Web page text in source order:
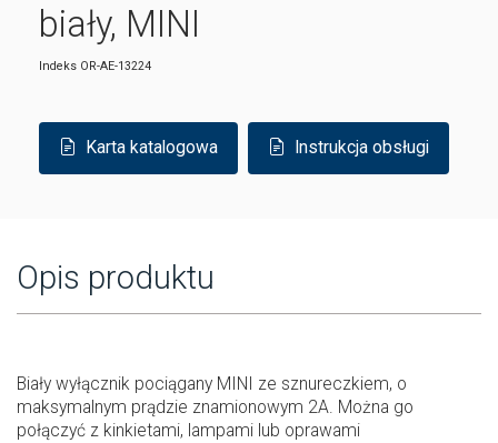
biały, MINI
Indeks OR-AE-13224
Karta katalogowa Instrukcja obsługi
Opis produktu
Biały wyłącznik pociągany MINI ze sznureczkiem, o
maksymalnym prądzie znamionowym 2A. Można go
połączyć z kinkietami, lampami lub oprawami